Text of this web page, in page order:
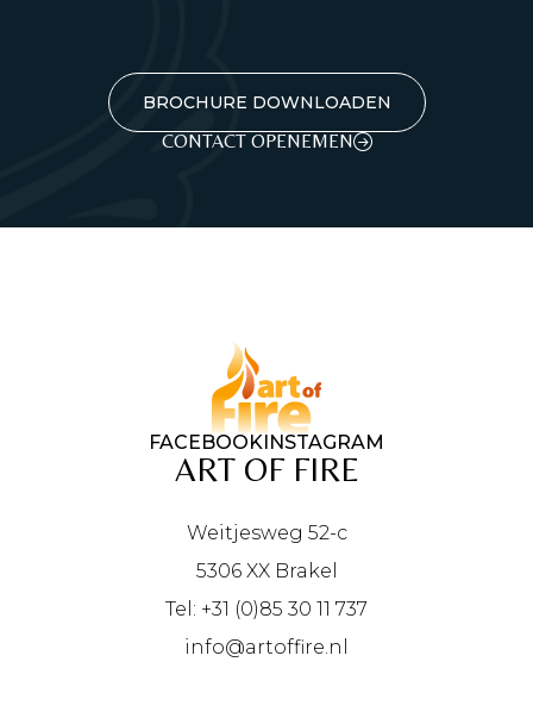
BROCHURE DOWNLOADEN
CONTACT OPENEMEN
FACEBOOKINSTAGRAM
ART OF FIRE
Weitjesweg 52-c
5306 XX Brakel
Tel: +31 (0)85 30 11 737
info@artoffire.nl